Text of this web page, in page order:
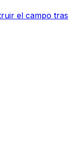
el campo tras